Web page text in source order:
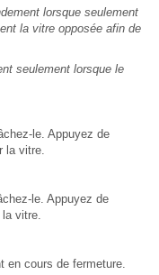
lorsque seulement
la vitre opposée afin de
seulement lorsque le
le. Appuyez de
la vitre.
le. Appuyez de
la vitre.
en cours de fermeture.